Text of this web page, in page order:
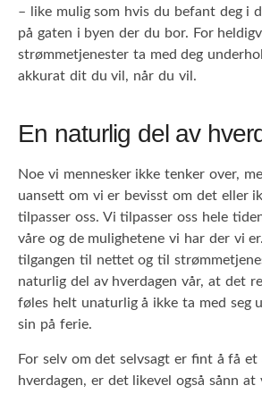
– like mulig som hvis du befant deg i
på gaten i byen der du bor. For
strømmetjenester ta med deg
akkurat dit du vil, når du vil.
En naturlig del av
Noe vi mennesker ikke tenker over,
uansett om vi er bevisst om det eller
tilpasser oss. Vi tilpasser oss hele
våre og de mulighetene vi har der vi
tilgangen til nettet og til
naturlig del av hverdagen vår, at det
føles helt unaturlig å ikke ta med seg
sin på ferie.
For selv om det selvsagt er fint å få et
hverdagen, er det likevel også sånn at